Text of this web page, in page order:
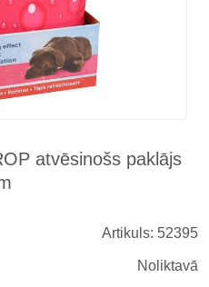
atvēsinošs paklājs
Artikuls: 52395
Noliktavā